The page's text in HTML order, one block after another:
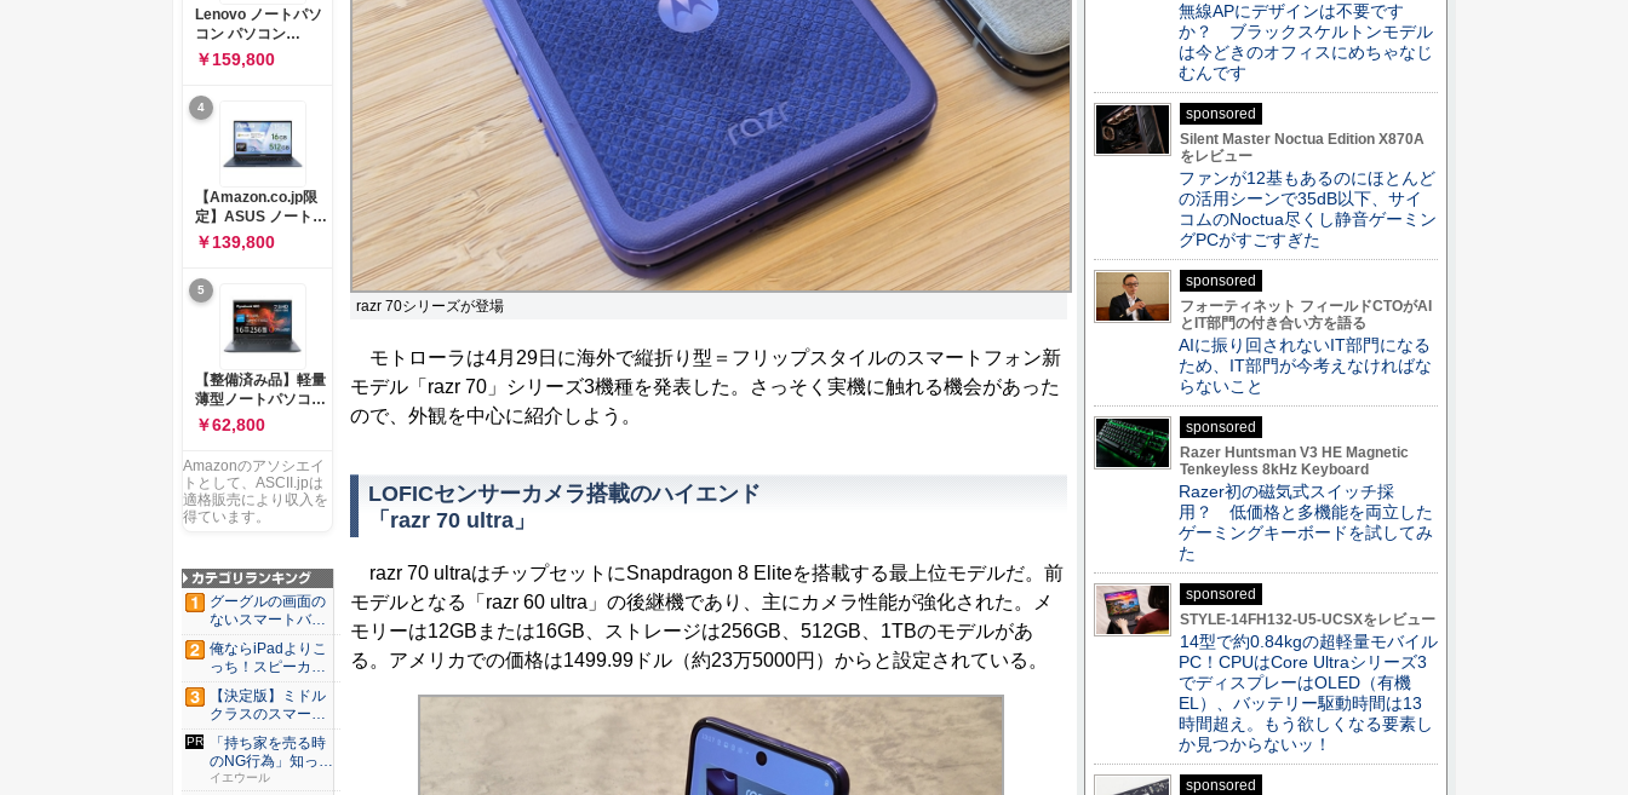
razr 70シリーズが登場
モトローラは4月29日に海外で縦折り型＝フリップスタイルのスマートフォン新
モデル「razr 70」シリーズ3機種を発表した。さっそく実機に触れる機会があった
ので、外観を中心に紹介しよう。
LOFICセンサーカメラ搭載のハイエンド
「razr 70 ultra」
razr 70 ultraはチップセットにSnapdragon 8 Eliteを搭載する最上位モデルだ。前
モデルとなる「razr 60 ultra」の後継機であり、主にカメラ性能が強化された。メ
モリーは12GBまたは16GB、ストレージは256GB、512GB、1TBのモデルがあ
る。アメリカでの価格は1499.99ドル（約23万5000円）からと設定されている。
Lenovo ノートパソ
コン パソコン
IdeaPad Slim 3 14.0
インチ AMD
Ryzen™ 5 8640HS
メモリ16GB
SSD512GB
Microsoft 365 試用
版 Windows11 バッ
テリー駆動12.6時間
重量1.39kg ルナグレ
ー 83K9003JJP ノー
トPC
￥159,800
4
【Amazon.co.jp限
定】ASUS ノートパ
ソコン Vivobook 15
M1502NAQ 15.6イ
ンチ AMD Ryzen 7
170 メモリ16GB
SSD 512GB
Microsoft 365
Personal (24か月版)
搭載 Windows 11 重
量1.7kg Wi-Fi 6E ク
ワイエットブルー
M1502NAQ-
￥139,800
5
【整備済み品】軽量
薄型ノートパソコン
dynabook G83 ■
13.3型
FHD(1920x1080) -
高性能第11世代Core
i5-1135G7 - メモリ
16GB - SSD 256GB
USB Type-C - MS
Office 2021 - Win11
搭載
￥62,800
Amazonのアソシエイ
トとして、ASCII.jpは
適格販売により収入を
得ています。
グーグルの画面の
ないスマートバン
ド「Go...
俺ならiPadよりこ
っち！スピーカー
9個...
【決定版】ミドル
クラスのスマート
フォンの...
「持ち家を売る時
のNG行為」知って
るだけ...
イエウール
無線APにデザインは不要です
か？ ブラックスケルトンモデル
は今どきのオフィスにめちゃなじ
むんです
sponsored
Silent Master Noctua Edition X870A
をレビュー
ファンが12基もあるのにほとんど
の活用シーンで35dB以下、サイ
コムのNoctua尽くし静音ゲーミン
グPCがすごすぎた
sponsored
フォーティネット フィールドCTOがAI
とIT部門の付き合い方を語る
AIに振り回されないIT部門になる
ため、IT部門が今考えなければな
らないこと
sponsored
Razer Huntsman V3 HE Magnetic
Tenkeyless 8kHz Keyboard
Razer初の磁気式スイッチ採
用？ 低価格と多機能を両立した
ゲーミングキーボードを試してみ
た
sponsored
STYLE-14FH132-U5-UCSXをレビュー
14型で約0.84kgの超軽量モバイル
PC！CPUはCore Ultraシリーズ3
でディスプレーはOLED（有機
EL）、バッテリー駆動時間は13
時間超え。もう欲しくなる要素し
か見つからないッ！
sponsored